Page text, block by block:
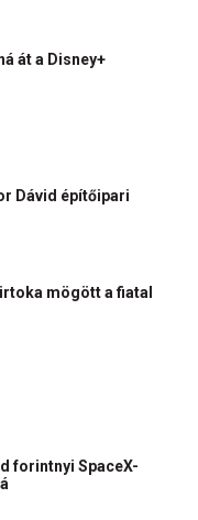
át a Disney+
Dávid építőipari
mögött a fiatal
forintnyi SpaceX-